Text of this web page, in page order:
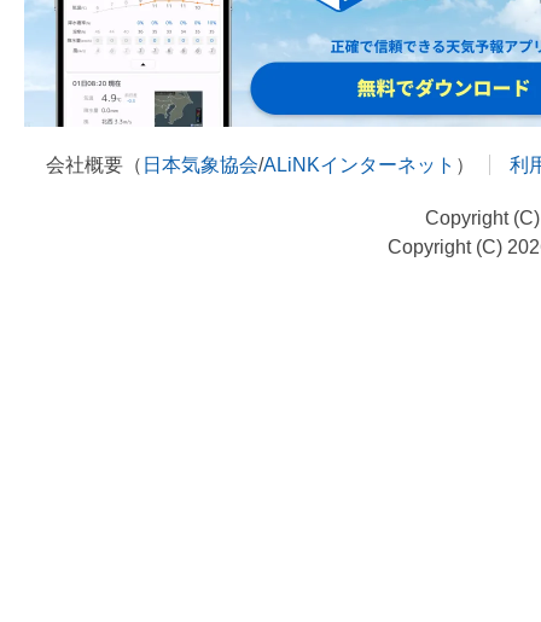
会社概要（ 日本気象協会/ALiNKインターネット ） 利
Copyright
Copyright (C)